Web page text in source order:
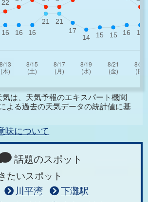
は、天気予報のエキスパート機関
よる過去の天気データの統計値に基
味について
話題のスポット
たいスポット
川平湾
下灘駅